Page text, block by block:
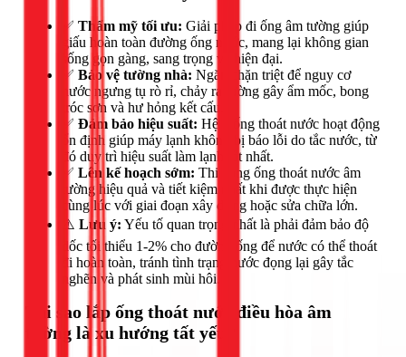
✅ Thẩm mỹ tối ưu: Giải pháp đi ống âm tường giúp
giấu hoàn toàn đường ống nước, mang lại không gian
sống gọn gàng, sang trọng và hiện đại.
✅ Bảo vệ tường nhà: Ngăn chặn triệt để nguy cơ
nước ngưng tụ rò rỉ, chảy ra tường gây ẩm mốc, bong
tróc sơn và hư hỏng kết cấu.
✅ Đảm bảo hiệu suất: Hệ thống thoát nước hoạt động
ổn định giúp máy lạnh không bị báo lỗi do tắc nước, từ
đó duy trì hiệu suất làm lạnh tốt nhất.
✅ Lên kế hoạch sớm: Thi công ống thoát nước âm
tường hiệu quả và tiết kiệm nhất khi được thực hiện
cùng lúc với giai đoạn xây dựng hoặc sửa chữa lớn.
⚠️ Lưu ý: Yếu tố quan trọng nhất là phải đảm bảo độ
dốc tối thiểu 1-2% cho đường ống để nước có thể thoát
đi hoàn toàn, tránh tình trạng nước đọng lại gây tắc
nghẽn và phát sinh mùi hôi.
Tại sao lắp ống thoát nước điều hòa âm
tường là xu hướng tất yếu?